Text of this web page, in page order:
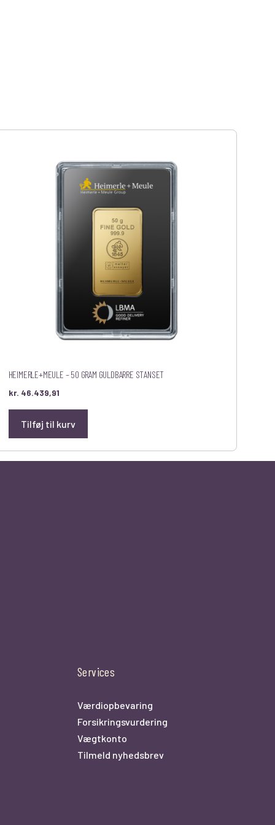
HEIMERLE+MEULE – 50 GRAM GULDBARRE STANSET
kr. 46.439,91
Tilføj til kurv
Services
Værdiopbevaring
Forsikringsvurdering
Vægtkonto
Tilmeld nyhedsbrev